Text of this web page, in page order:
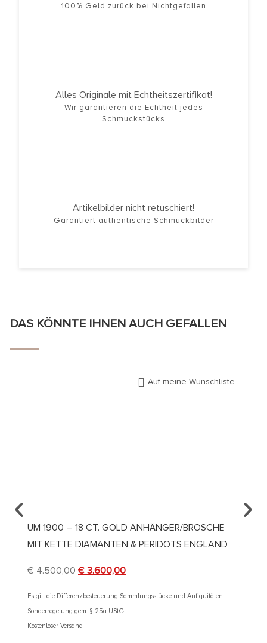
100% Geld zurück bei Nichtgefallen
Alles Originale mit Echtheitszertifikat!
Wir garantieren die Echtheit jedes
Schmuckstücks
Artikelbilder nicht retuschiert!
Garantiert authentische Schmuckbilder
DAS KÖNNTE IHNEN AUCH GEFALLEN
Auf meine Wunschliste
UM 1900 – 18 CT. GOLD ANHÄNGER/BROSCHE
MIT KETTE DIAMANTEN & PERIDOTS ENGLAND
€4.500,00 € 3.600,00
Es gilt die Differenzbesteuerung Sammlungsstücke und Antiquitäten
Sonderregelung gem. § 25a UStG
Kostenloser Versand